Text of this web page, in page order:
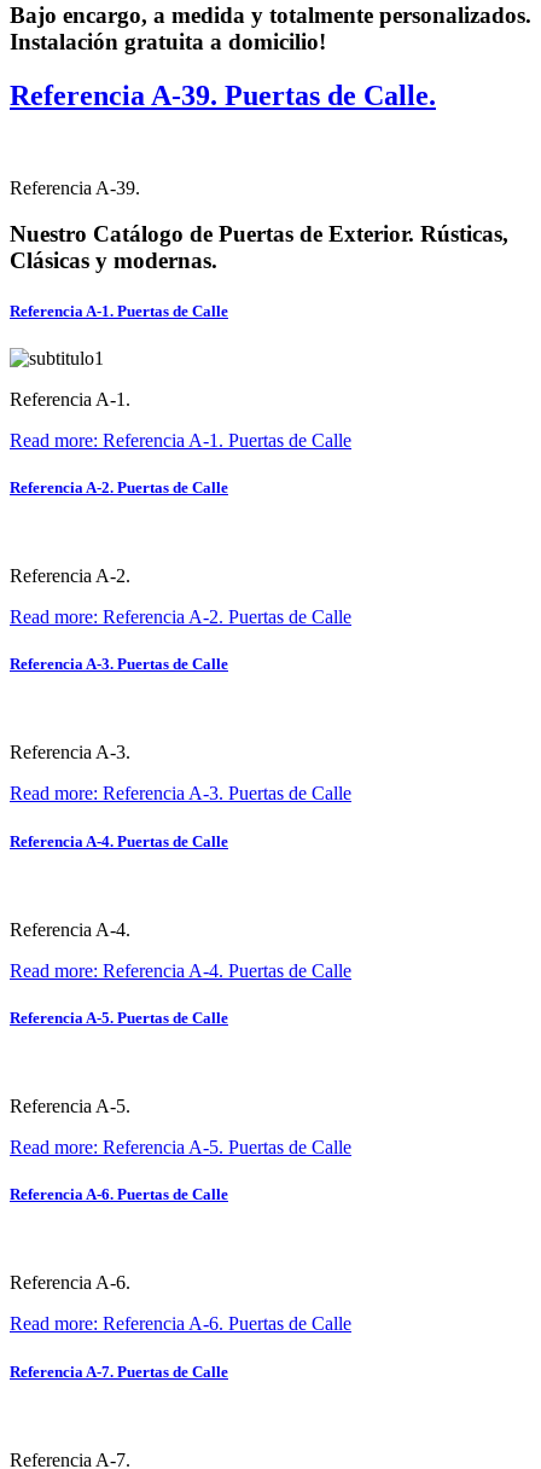
Bajo encargo, a medida y totalmente personalizados.
Instalación gratuita a domicilio!
Referencia A-39. Puertas de Calle.
Referencia A-39.
Nuestro Catálogo de Puertas de Exterior. Rústicas,
Clásicas y modernas.
Referencia A-1. Puertas de Calle
Referencia A-1.
Read more: Referencia A-1. Puertas de Calle
Referencia A-2. Puertas de Calle
Referencia A-2.
Read more: Referencia A-2. Puertas de Calle
Referencia A-3. Puertas de Calle
Referencia A-3.
Read more: Referencia A-3. Puertas de Calle
Referencia A-4. Puertas de Calle
Referencia A-4.
Read more: Referencia A-4. Puertas de Calle
Referencia A-5. Puertas de Calle
Referencia A-5.
Read more: Referencia A-5. Puertas de Calle
Referencia A-6. Puertas de Calle
Referencia A-6.
Read more: Referencia A-6. Puertas de Calle
Referencia A-7. Puertas de Calle
Referencia A-7.